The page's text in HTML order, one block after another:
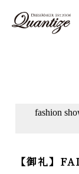
fashion
【御礼】